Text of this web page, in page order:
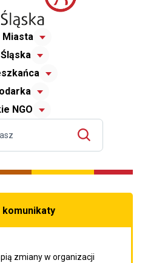
Miasta
NGO
komunikaty
zmiany w organizacji